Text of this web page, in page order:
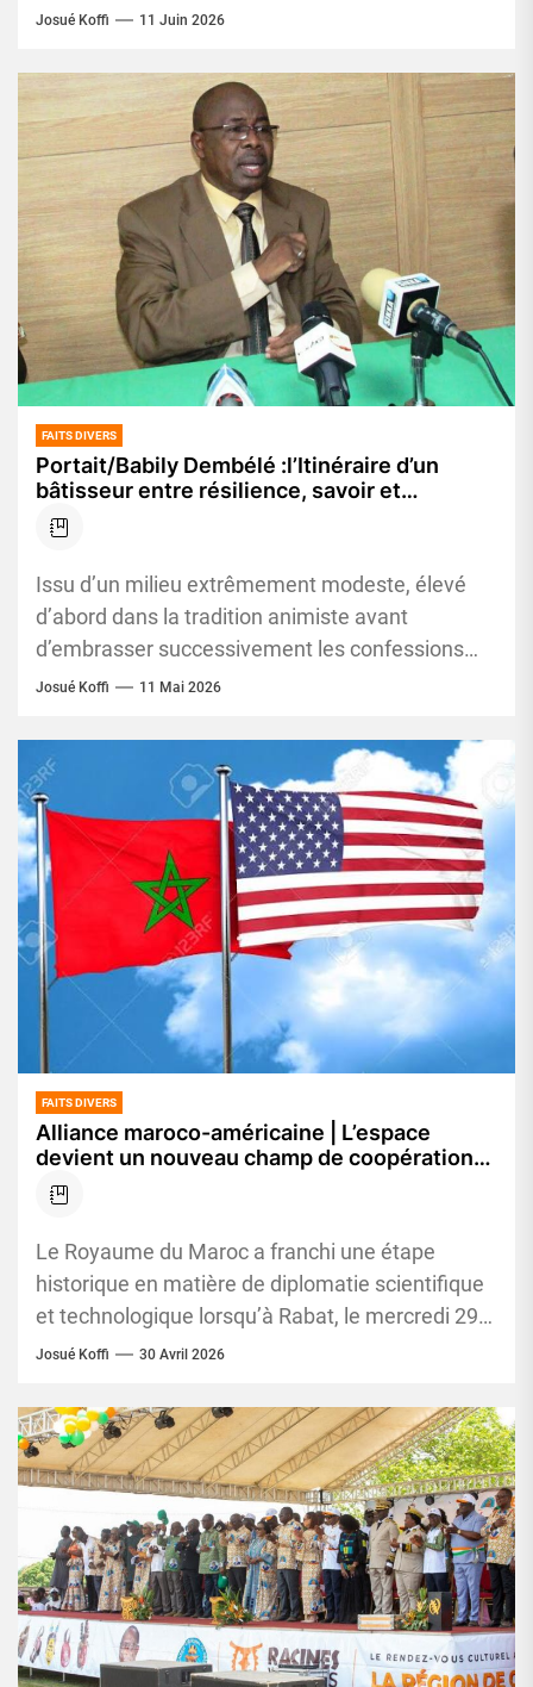
l’immigration clandestine en...
Josué Koffi 11 Juin 2026
FAITS DIVERS
Portait/Babily Dembélé :l’Itinéraire d’un
bâtisseur entre résilience, savoir et
engagement
Issu d’un milieu extrêmement modeste, élevé
d’abord dans la tradition animiste avant
d’embrasser successivement les confessions
catholique puis musulmane, Babily Dembélé
Josué Koffi 11 Mai 2026
FAITS DIVERS
Alliance maroco-américaine | L’espace
devient un nouveau champ de coopération
avec les Accords d’Artemis
Le Royaume du Maroc a franchi une étape
historique en matière de diplomatie scientifique
et technologique lorsqu’à Rabat, le mercredi 29
avril 2026, il a...
Josué Koffi 30 Avril 2026